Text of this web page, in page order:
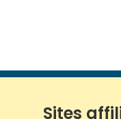
Sites